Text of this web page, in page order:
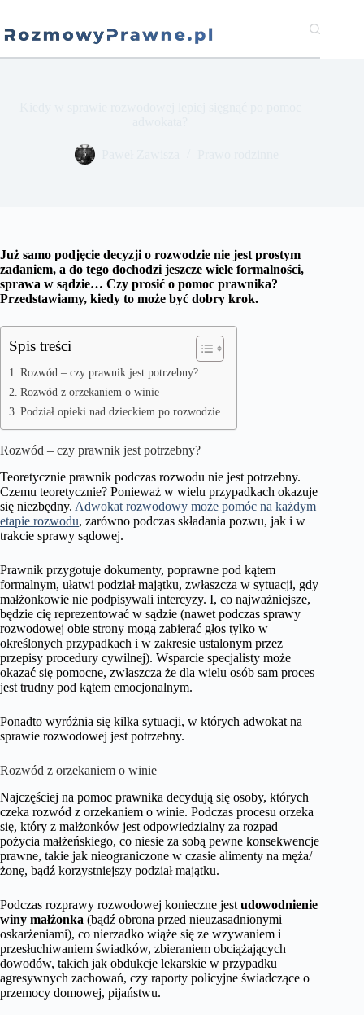
treści
Już samo podjęcie decyzji o rozwodzie nie jest prostym
zadaniem, a do tego dochodzi jeszcze wiele formalności,
sprawa w sądzie… Czy prosić o pomoc prawnika?
Przedstawiamy, kiedy to może być dobry krok.
Spis treści
Rozwód – czy prawnik jest potrzebny?
Rozwód z orzekaniem o winie
Podział opieki nad dzieckiem po rozwodzie
Rozwód – czy prawnik jest potrzebny?
Teoretycznie prawnik podczas rozwodu nie jest potrzebny.
Czemu teoretycznie? Ponieważ w wielu przypadkach okazuje
się niezbędny. Adwokat rozwodowy może pomóc na każdym
etapie rozwodu, zarówno podczas składania pozwu, jak i w
trakcie sprawy sądowej.
Prawnik przygotuje dokumenty, poprawne pod kątem
formalnym, ułatwi podział majątku, zwłaszcza w sytuacji, gdy
małżonkowie nie podpisywali intercyzy. I, co najważniejsze,
będzie cię reprezentować w sądzie (nawet podczas sprawy
rozwodowej obie strony mogą zabierać głos tylko w
określonych przypadkach i w zakresie ustalonym przez
przepisy procedury cywilnej). Wsparcie specjalisty może
okazać się pomocne, zwłaszcza że dla wielu osób sam proces
jest trudny pod kątem emocjonalnym.
Ponadto wyróżnia się kilka sytuacji, w których adwokat na
sprawie rozwodowej jest potrzebny.
Rozwód z orzekaniem o winie
Najczęściej na pomoc prawnika decydują się osoby, których
czeka rozwód z orzekaniem o winie. Podczas procesu orzeka
się, który z małżonków jest odpowiedzialny za rozpad
pożycia małżeńskiego, co niesie za sobą pewne konsekwencje
prawne, takie jak nieograniczone w czasie alimenty na męża/
żonę, bądź korzystniejszy podział majątku.
Podczas rozprawy rozwodowej konieczne jest udowodnienie
winy małżonka (bądź obrona przed nieuzasadnionymi
oskarżeniami), co nierzadko wiąże się ze wzywaniem i
przesłuchiwaniem świadków, zbieraniem obciążających
dowodów, takich jak obdukcje lekarskie w przypadku
agresywnych zachowań, czy raporty policyjne świadczące o
przemocy domowej, pijaństwu.